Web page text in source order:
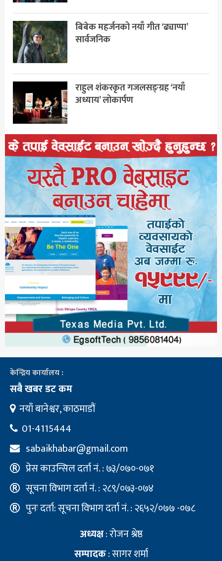
बिबेक महर्जनको नयाँ गीत ‘ढ्याप्पा’
सार्वजनिक
राहुल शंकरकृत गजलसङ्ग्रह ‘नयाँ
अध्याय’ लोकार्पण
केन्द्रिय कार्यालय :
सबै खबर डट कम
नयाँ बानेश्वर, काठमाडौं
01-4115444
sabaikhabar@gmail.com
प्रेस काउन्सिल दर्ता नं. : ७३/०७०-०७१
सूचना विभाग दर्ता नं. : २८९/०७३-०७४
पुनः दर्ता: सूचना विभाग दर्ता नं. : २६५२/०७७ -०७८
अध्यक्ष: रोजन श्रेष्ठ
सम्पादक: सागर शर्मा